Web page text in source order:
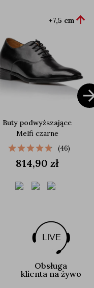
Buty podwyższające
Melfi czarne
+7,5 cm 
(46)
814,90 zł
Obsługa
klienta na żywo